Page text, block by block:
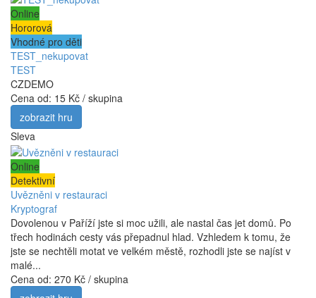
Online
Hororová
Vhodné pro děti
TEST_nekupovat
TEST
CZDEMO
Cena od: 15 Kč / skupina
zobrazit hru
Sleva
Online
Detektivní
Uvězněni v restauraci
Kryptograf
Dovolenou v Paříží jste si moc užili, ale nastal čas jet domů. Po
třech hodinách cesty vás přepadnul hlad. Vzhledem k tomu, že
jste se nechtěli motat ve velkém městě, rozhodli jste se najíst v
malé...
Cena od: 270 Kč / skupina